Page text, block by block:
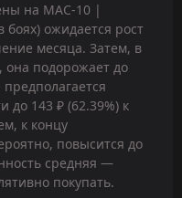
на MAC-10 |
боях) ожидается рост
месяца. Затем, в
она подорожает до
до 143 ₽ (62.39%) к
к концу
повысится до
средняя —
покупать.